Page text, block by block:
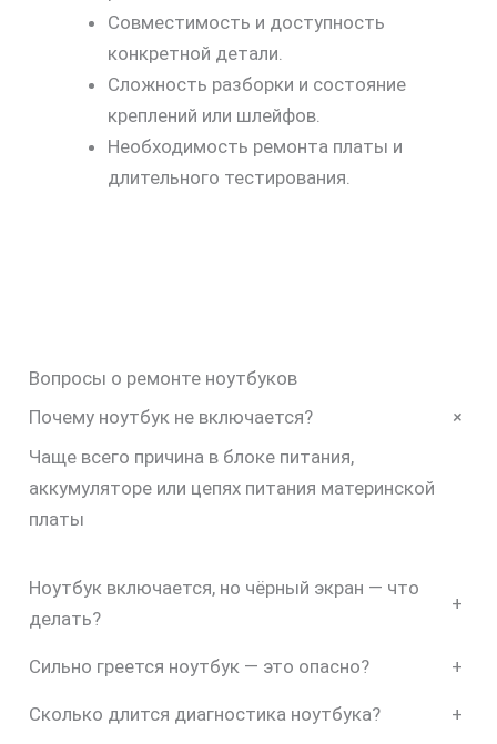
Совместимость и доступность
конкретной детали.
Сложность разборки и состояние
креплений или шлейфов.
Необходимость ремонта платы и
длительного тестирования.
Вопросы о ремонте ноутбуков
Почему ноутбук не включается?
+
Чаще всего причина в блоке питания,
аккумуляторе или цепях питания материнской
платы
Ноутбук включается, но чёрный экран — что
делать?
+
Сильно греется ноутбук — это опасно? +
Сколько длится диагностика ноутбука? +